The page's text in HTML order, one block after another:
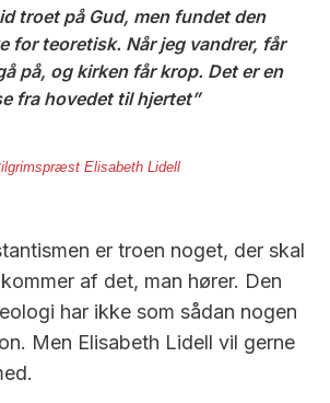
troet på Gud, men fundet den
for teoretisk. Når jeg vandrer, får
på, og kirken får krop. Det er en
fra hovedet til hjertet
Elisabeth Lidell
er troen noget, der skal
af det, man hører. Den
har ikke som sådan nogen
Men Elisabeth Lidell vil gerne